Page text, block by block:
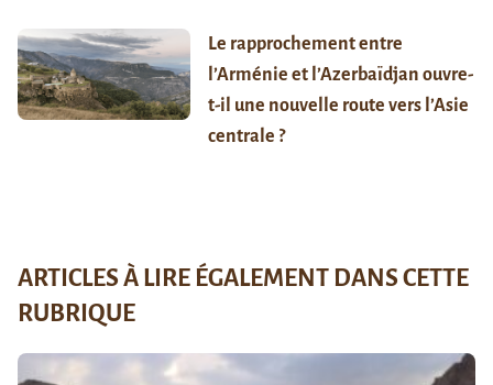
Le rapprochement entre
l’Arménie et l’Azerbaïdjan ouvre-
t-il une nouvelle route vers l’Asie
centrale ?
ARTICLES À LIRE ÉGALEMENT DANS CETTE
RUBRIQUE